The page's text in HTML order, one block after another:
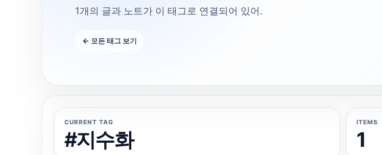
1개의 글과 노트가 이 태그로 연결되어 있어.
← 모든 태그 보기
CURRENT TAG
#지수화
ITEMS
1